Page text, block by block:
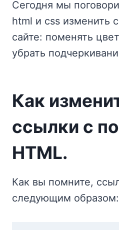
Сегодня мы
html и css изменить
сайте: поменять
убрать
Как
ссылки с
HTML.
Как вы помните,
следующим образом: